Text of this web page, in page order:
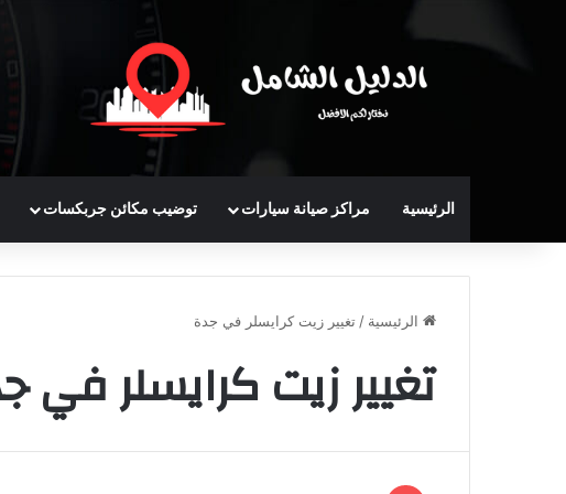
الرئيسية مراكز صيانة سيارات توضيب مكائن جربكسات
الرئيسية /تغيير زيت كرايسلر في جدة
تغيير زيت كرايسلر في